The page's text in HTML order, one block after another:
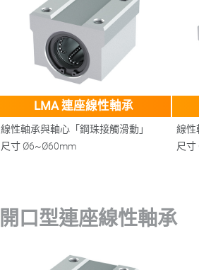
LMA 連座線性軸承
線性軸承與軸心「鋼珠接觸滑動」
尺寸 Ø6~Ø60mm
線性
尺寸
開口型連座線性軸承